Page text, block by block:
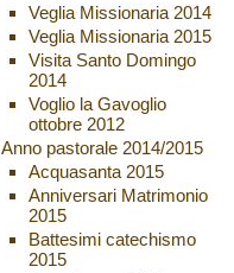
Veglia Missionaria 2014
Veglia Missionaria 2015
Visita Santo Domingo
2014
Voglio la Gavoglio
ottobre 2012
Anno pastorale 2014/2015
Acquasanta 2015
Anniversari Matrimonio
2015
Battesimi catechismo
2015